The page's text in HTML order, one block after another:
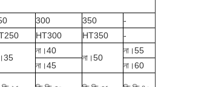
300 350
-
HT300 HT350
-
না।40
না।50
না।55
না।45
না।60